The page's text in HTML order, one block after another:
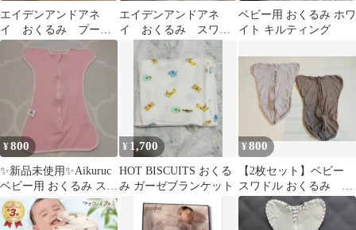
エイデンアンドアネ
イ おくるみ プーさ
ん 1枚バラ売り②
エイデンアンドアネ
イ おくるみ スワド
ル forest
ベビー用 おくるみ ホワ
イト キルティング
¥800
✨新品未使用✨Aikuruc
ベビー用 おくるみ スワ
ドル ピンク
¥ 1,700
HOT BISCUITS おくる
み ガーゼブランケット
¥800
【2枚セット】ベビー
スワドル おくるみ
60-70cm ベージュ ブラ